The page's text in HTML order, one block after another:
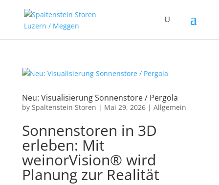
Neu: Visualisierung Sonnenstore / Pergola
by Spaltenstein Storen | Mai 29, 2026| Allgemein
Sonnenstoren in 3D
erleben: Mit
weinorVision® wird
Planung zur Realität